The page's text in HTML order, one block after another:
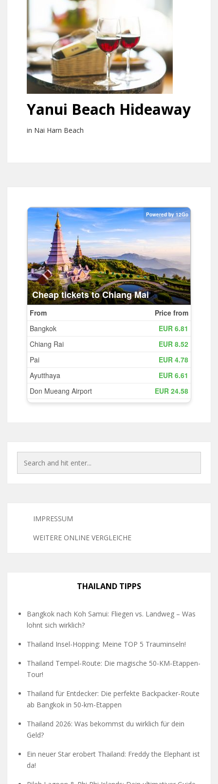
Yanui Beach Hideaway
in Nai Harn Beach
IMPRESSUM
WEITERE ONLINE VERGLEICHE
THAILAND TIPPS
Bangkok nach Koh Samui: Fliegen vs. Landweg – Was
lohnt sich wirklich?
Thailand Insel-Hopping: Meine TOP 5 Trauminseln!
Thailand Tempel-Route: Die magische 50-KM-Etappen-
Tour!
Thailand für Entdecker: Die perfekte Backpacker-Route
ab Bangkok in 50-km-Etappen
Thailand 2026: Was bekommst du wirklich für dein
Geld?
Ein neuer Star erobert Thailand: Freddy the Elephant ist
da!